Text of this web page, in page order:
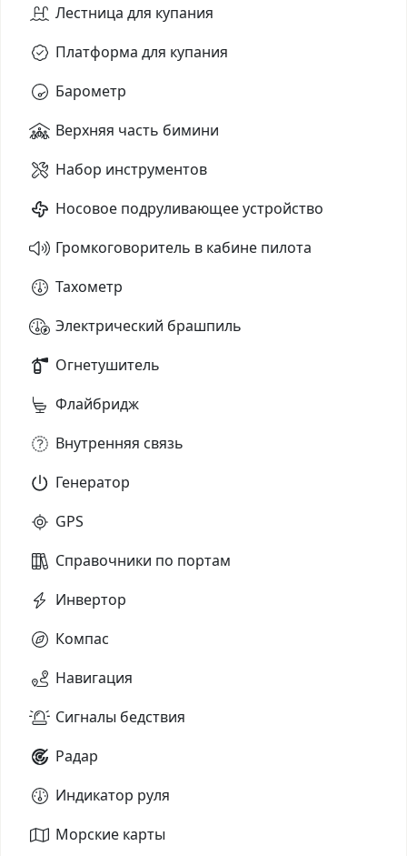
Лестница для купания
Платформа для купания
Барометр
Верхняя часть бимини
Набор инструментов
Носовое подруливающее устройство
Громкоговоритель в кабине пилота
Тахометр
Электрический брашпиль
Огнетушитель
Флайбридж
Внутренняя связь
Генератор
GPS
Справочники по портам
Инвертор
Компас
Навигация
Сигналы бедствия
Радар
Индикатор руля
Морские карты